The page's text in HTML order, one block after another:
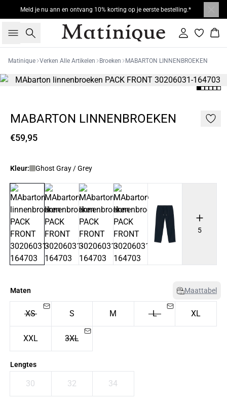
Meld je nu ann en ontvang 10% korting op je eerste bestelling.*
Zoeken Inloggen
Matinique Verken Alle Artikelen Broeken MABARTON LINNENBROEKEN
MABARTON LINNENBROEKEN
€59,95
Kleur: Ghost Gray / Grey
5
Maten Maattabel
XS S M L XL
XXL 3XL
Lengtes
30 32 34